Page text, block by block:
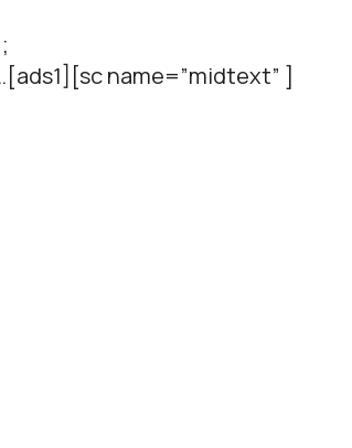
name=”midtext” ]